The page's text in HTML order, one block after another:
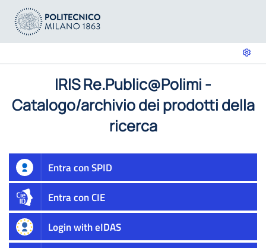
IRIS Re.Public@Polimi -
Catalogo/archivio dei prodotti della
ricerca
Entra con SPID
Entra con CIE
Login with eIDAS